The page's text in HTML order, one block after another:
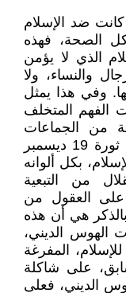
ثورة 19 ديسمبر كانت ضد الإسلام
الصحة، فهذه
الذي لا يؤمن
والنساء، ولا
وفي هذا يمثل
الفهم المتخلف
من الجماعات
والمؤسسات الإسلامية التقليدية. كانت ثورة 19 ديسمبر
بكل ألوانه
من التبعية
على العقول من
هي أن هذه
الهوس الديني،
المفرغة
على شاكلة
الديني، فعلى